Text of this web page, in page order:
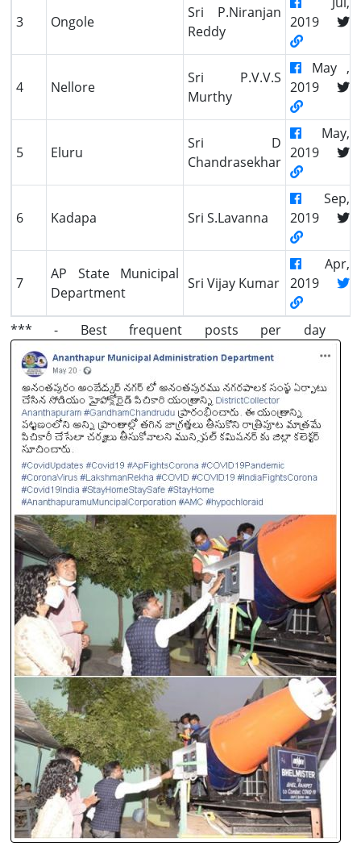
3 Ongole
Sri P.Niranjan
Reddy
2019
4 Nellore
Sri P.V.V.S
Murthy
May ,
2019
5 Eluru
Sri D
Chandrasekhar
May,
2019
6 Kadapa Sri S.Lavanna
Sep,
2019
7
AP State Municipal
Department
Sri Vijay Kumar
Apr,
2019
*** - Best frequent posts per day